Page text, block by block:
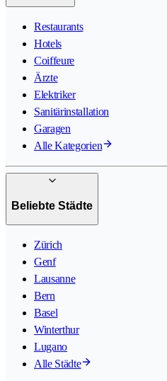
Restaurants
Hotels
Coiffeure
Ärzte
Elektriker
Sanitärinstallation
Garagen
Alle Kategorien
Beliebte Städte
Zürich
Genf
Lausanne
Bern
Basel
Winterthur
Lugano
Alle Städte